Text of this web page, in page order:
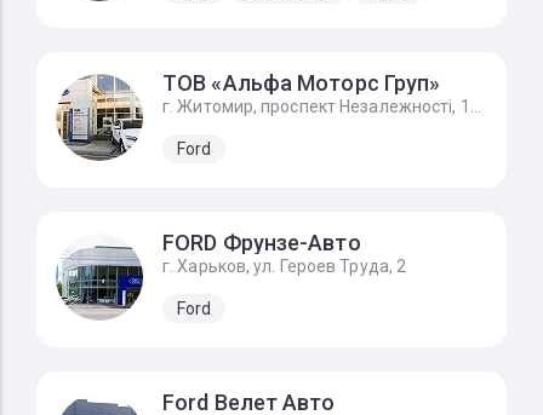
ТОВ «Альфа Моторс Груп»
Ford
FORD Фрунзе-Авто
г. Харьков, ул. Героев Труда, 2
Ford
Ford Велет Авто